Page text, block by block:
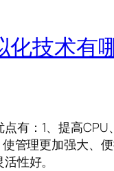
化技术有
有：1、提高CPU
管理更加强大、
性好。